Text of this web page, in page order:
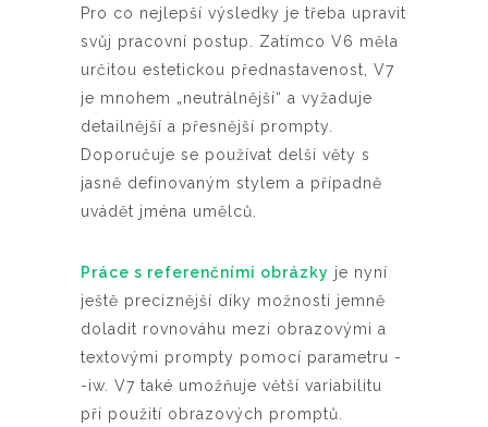
Pro co nejlepší výsledky je třeba upravit
svůj pracovní postup. Zatímco V6 měla
určitou estetickou přednastavenost, V7
je mnohem „neutrálnější“ a vyžaduje
detailnější a přesnější prompty.
Doporučuje se používat delší věty s
jasně definovaným stylem a případně
uvádět jména umělců.
Práce s referenčními obrázky je nyní
ještě preciznější díky možnosti jemně
doladit rovnováhu mezi obrazovými a
textovými prompty pomocí parametru -
-iw. V7 také umožňuje větší variabilitu
při použití obrazových promptů.